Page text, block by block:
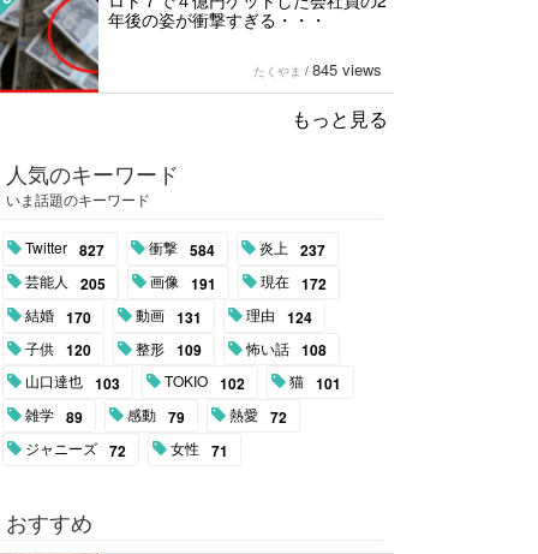
年後の姿が衝撃すぎる・・・
たくやま / 845 views
もっと見る
人気のキーワード
いま話題のキーワード
Twitter 827 衝撃 584 炎上 237
芸能人 205 画像 191 現在 172
結婚 170 動画 131 理由 124
子供 120 整形 109 怖い話 108
山口達也 103 TOKIO 102 猫 101
雑学 89 感動 79 熱愛 72
ジャニーズ 72 女性 71
おすすめ